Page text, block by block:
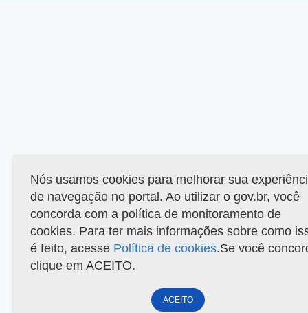
Nós usamos cookies para melhorar sua
de navegação no portal. Ao utilizar o gov.br, você
concorda com a política de monitoramento de
cookies. Para ter mais informações sobre como
é feito, acesse Política de cookies.Se você
clique em ACEITO.
ACEITO